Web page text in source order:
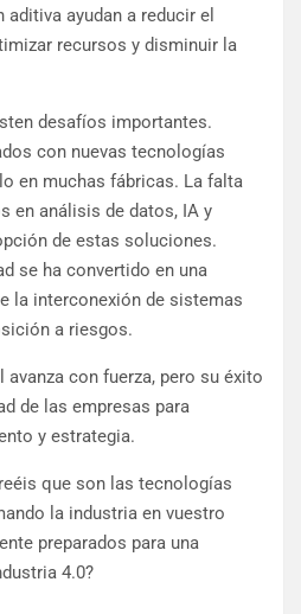
ayudan a reducir el
recursos y disminuir la
desafíos importantes.
con nuevas tecnologías
en muchas fábricas. La falta
en análisis de datos, IA y
de estas soluciones.
se ha convertido en una
la interconexión de sistemas
a riesgos.
con fuerza, pero su éxito
de las empresas para
y estrategia.
que son las tecnologías
la industria en vuestro
preparados para una
4.0?